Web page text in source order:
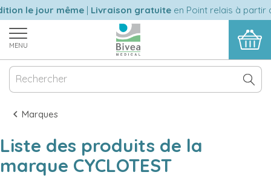
le jour même|Livraison gratuiteen Point relais à partir
MENU
Marques
Liste des produits de la
marque CYCLOTEST